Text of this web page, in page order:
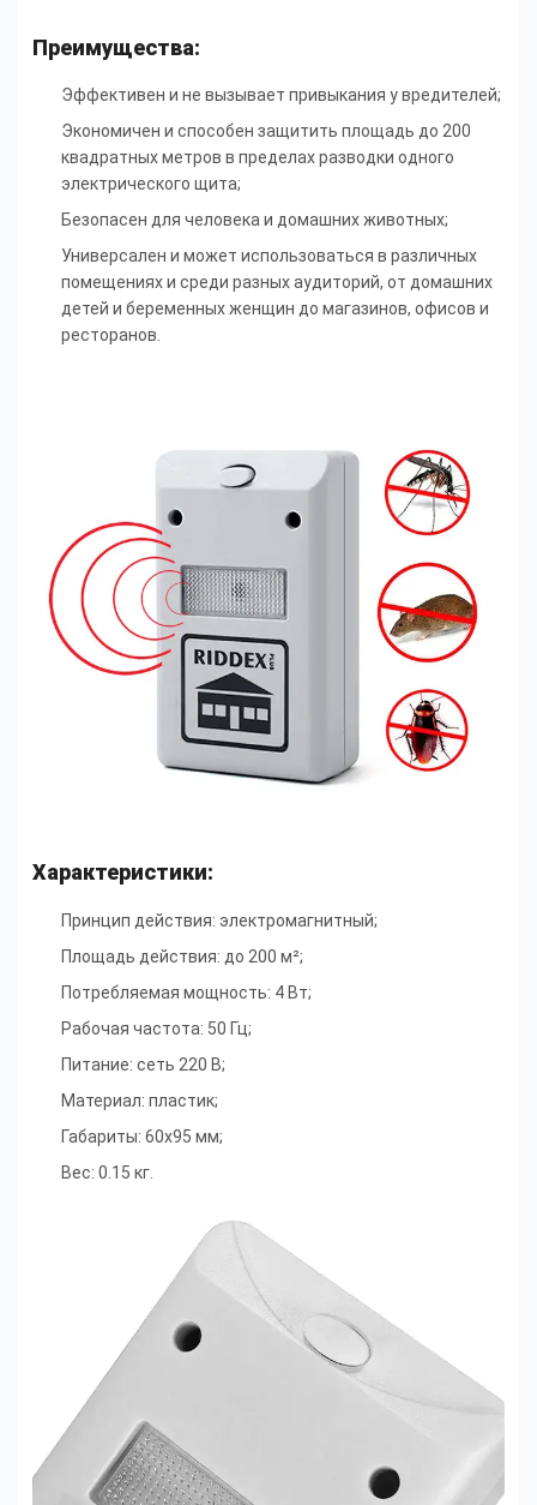
Преимущества:
Эффективен и не вызывает привыкания у вредителей;
Экономичен и способен защитить площадь до 200
квадратных метров в пределах разводки одного
электрического щита;
Безопасен для человека и домашних животных;
Универсален и может использоваться в различных
помещениях и среди разных аудиторий, от домашних
детей и беременных женщин до магазинов, офисов и
ресторанов.
Характеристики:
Принцип действия: электромагнитный;
Площадь действия: до 200 м²;
Потребляемая мощность: 4 Вт;
Рабочая частота: 50 Гц;
Питание: сеть 220 В;
Материал: пластик;
Габариты: 60х95 мм;
Вес: 0.15 кг.